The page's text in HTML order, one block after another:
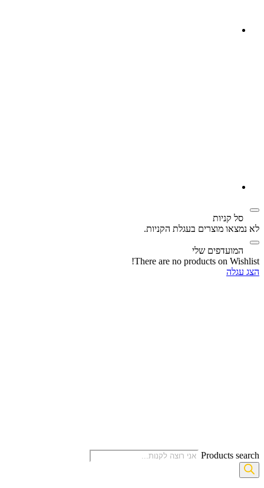
סל קניות‬
לא נמצאו מוצרים בעגלת הקניות.
המועדפים שלי
There are no products on Wishlist!
הצג עגלה
Products search